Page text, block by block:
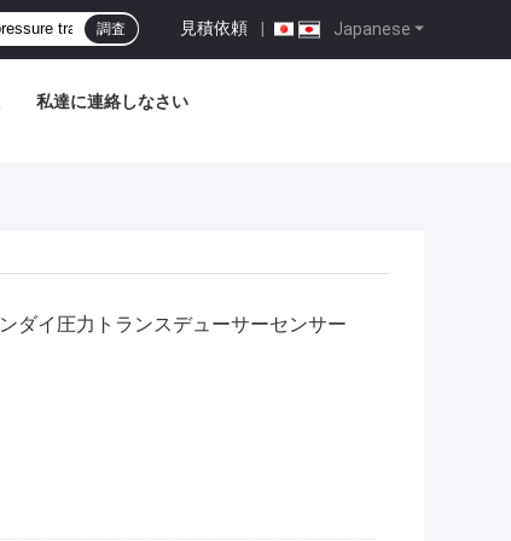
Japanese
見積依頼 |
調査
私達に連絡しなさい
ダイ圧力トランスデューサーセンサー